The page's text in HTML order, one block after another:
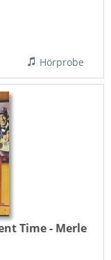
Hörprobe
Time - Merle